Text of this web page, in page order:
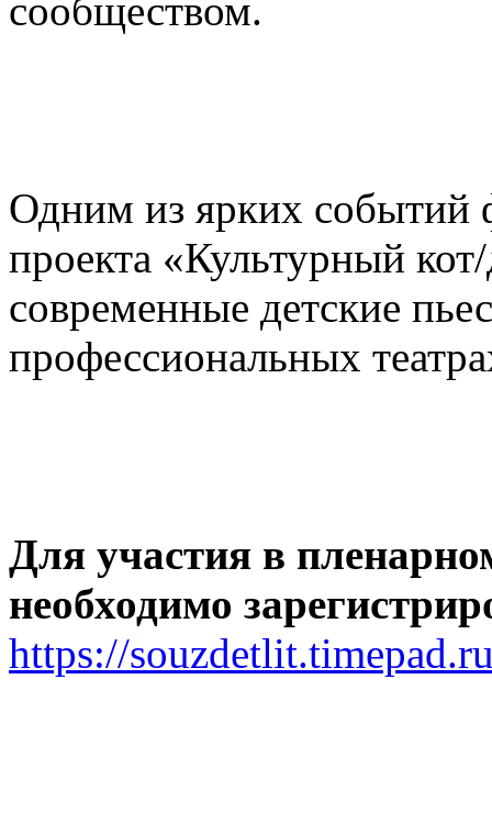
сообществом.
Одним из ярких событий
проекта «Культурный
современные детские
профессиональных
Для участия в
необходимо
https://